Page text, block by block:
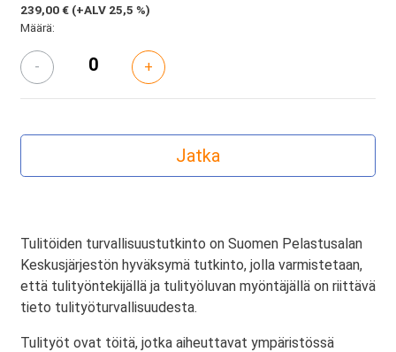
239,00 € (+ALV 25,5 %)
Määrä:
- +
Tulitöiden turvallisuustutkinto on Suomen Pelastusalan
Keskusjärjestön hyväksymä tutkinto, jolla varmistetaan,
että tulityöntekijällä ja tulityöluvan myöntäjällä on riittävä
tieto tulityöturvallisuudesta.
Tulityöt ovat töitä, jotka aiheuttavat ympäristössä